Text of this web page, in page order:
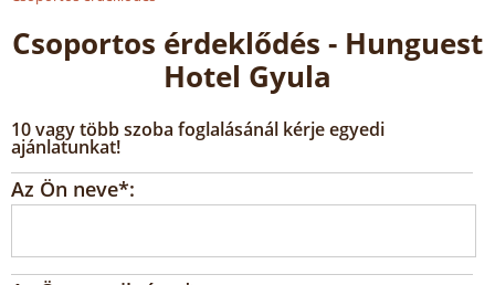
Csoportos érdeklődés - Hunguest
Hotel Gyula
10 vagy több szoba foglalásánál kérje egyedi
ajánlatunkat!
Az Ön neve*: